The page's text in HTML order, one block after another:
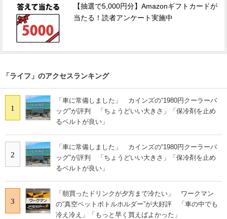
【抽選で5,000円分】Amazonギフトカードが
当たる！読者アンケート実施中
「ライフ」のアクセスランキング
1
「車に常備しました」 カインズの“1980円クーラーバ
ッグ”が評判 「ちょうどいい大きさ」「保冷剤を止め
るベルトが良い」
2
「車に常備しました」 カインズの“1980円クーラーバ
ッグ”が評判 「ちょうどいい大きさ」「保冷剤を止め
るベルトが良い」
3
「朝買ったドリンクが夕方まで冷たい」 ワークマン
の“真空ペットボトルホルダー”が大好評 「車の中でも
冷え冷え」「もっと早く買えばよかった」